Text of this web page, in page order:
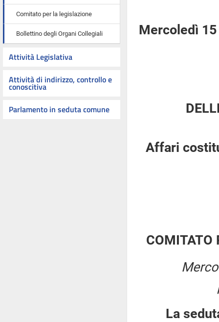
Comitato per la legislazione
Bollettino degli Organi Collegiali
Attività Legislativa
Attività di indirizzo, controllo e
conoscitiva
Parlamento in seduta comune
Mercoledì
Affari
COMITATO
La